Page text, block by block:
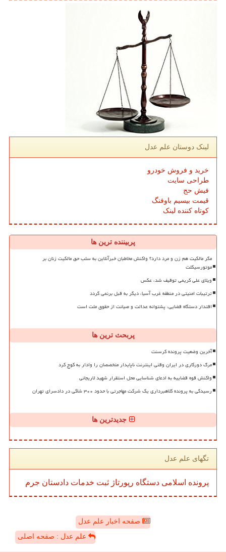
لینک دوستان علم عدل
خرید و فروش خودرو
طراحی سایت
فیش حج
قیمت بیسیم باوفنگ
کوتاه کننده لینک
پربیننده ترین ها
مگر مالکیت هم زن و مرد دارد؟ واکنش مخاطبان خبرآنلاین به سلب حق مالکیت زنان بر
موتورسیکلت
ویلای علی کریمی توقیف شد، عکس
ترتیبات امنیتی در منطقه غرب آسیا، دیگر به قبل برنمی گردد
اقتدار دستگاه قضایی، پشتوانه عدالت و صیانت از حقوق ملت است
پربحث ترین ها
آخرین وضعیت پرونده کرسنت
مرگ دورکاری در ایران وقتی اینترنت ناپایدار متخصصان را وادار به کوچ کرد
واکنش قوه قضاییه به ادعای شناسایی محل استقرار شهید لاریجانی
رسیدگی به پرونده کلاهبرداری یک شرکت مهاجرتی با حدود ۳۰۰ شاکی در دادسرای تهران
جدیدترین ها
تگهای علم عدل
پرونده اسلامی دستگاه رپورتاژ ثبت خدمات دادستان جرم
صفحه اخبار علم عدل
علم عدل : صفحه اصلی